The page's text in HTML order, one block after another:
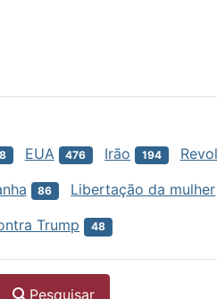
EUA 476 Irão 194
86 Libertação da mulher
Trump 48
Pesquisar